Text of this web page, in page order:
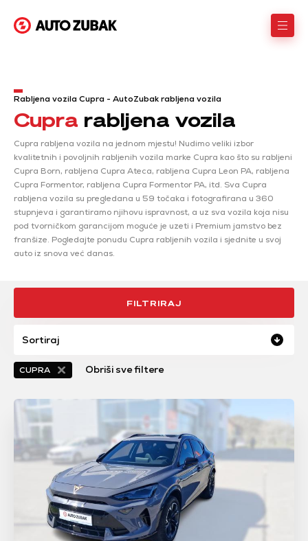
Cupra rabljena vozila
Cupra rabljena vozila na jednom mjestu! Nudimo veliki izbor
kvalitetnih i povoljnih rabljenih vozila marke Cupra kao što su rabljeni
Cupra Born, rabljena Cupra Ateca, rabljena Cupra Leon PA, rabljena
Cupra Formentor, rabljena Cupra Formentor PA, itd. Sva Cupra
rabljena vozila su pregledana u 59 točaka i fotografirana u 360
stupnjeva i garantiramo njihovu ispravnost, a uz sva vozila koja nisu
pod tvorničkom garancijom moguće je uzeti i Premium jamstvo bez
franšize. Pogledajte ponudu Cupra rabljenih vozila i sjednite u svoj
auto iz snova već danas.
Rabljena vozila Cupra - AutoZubak rabljena vozila
FILTRIRAJ
Sortiraj
CUPRA Obriši sve filtere